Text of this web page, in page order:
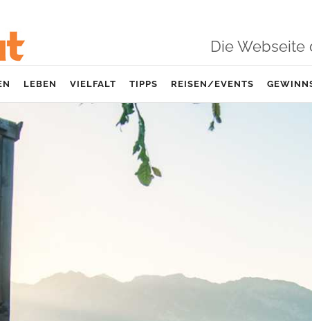
Die Webseite
LEBEN VIELFALT TIPPS REISEN/EVENTS